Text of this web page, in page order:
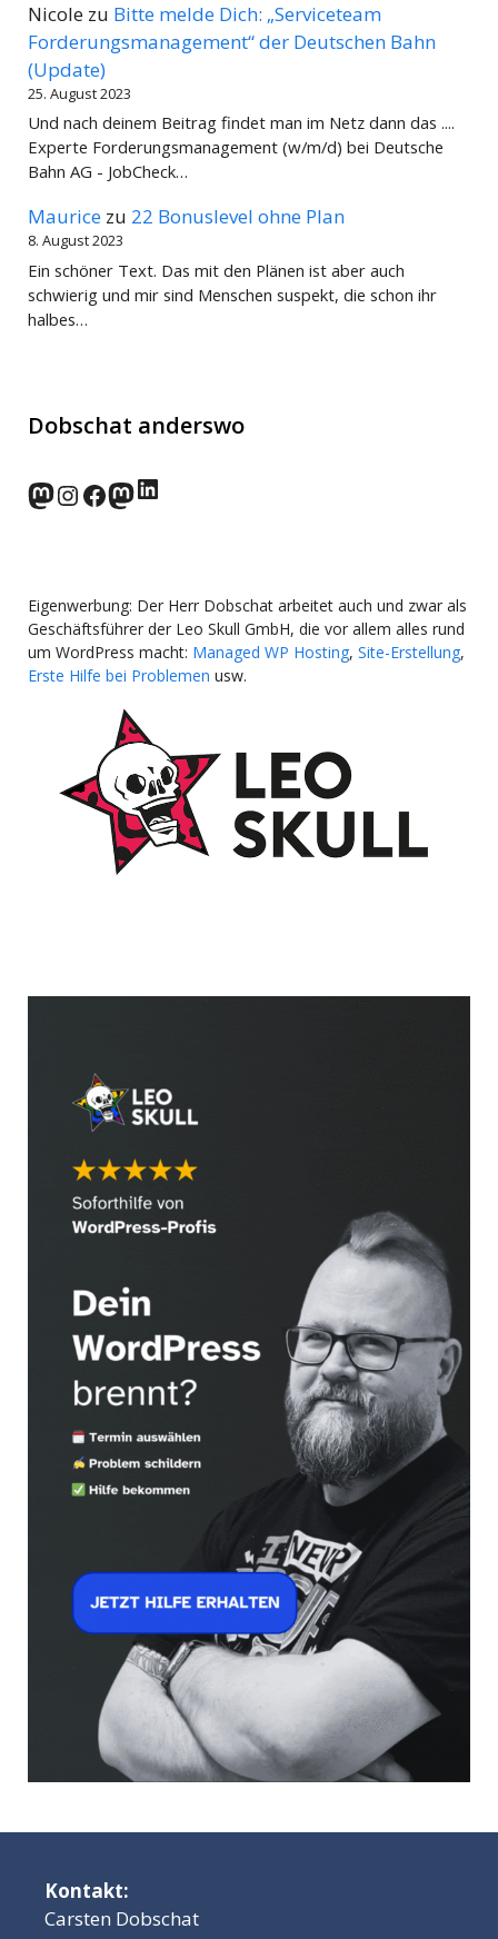
Nicole zu Bitte melde Dich: „Serviceteam
Forderungsmanagement“ der Deutschen Bahn
(Update)
25. August 2023
Und nach deinem Beitrag findet man im Netz dann das ....
Experte Forderungsmanagement (w/m/d) bei Deutsche
Bahn AG - JobCheck…
Maurice zu 22 Bonuslevel ohne Plan
8. August 2023
Ein schöner Text. Das mit den Plänen ist aber auch
schwierig und mir sind Menschen suspekt, die schon ihr
halbes…
Dobschat anderswo
norden.social
Instagram
Facebook
wp-punks.social
LinkedIn
Eigenwerbung: Der Herr Dobschat arbeitet auch und zwar als
Geschäftsführer der Leo Skull GmbH, die vor allem alles rund
um WordPress macht: Managed WP Hosting, Site-Erstellung,
Erste Hilfe bei Problemen usw.
Kontakt:
Carsten Dobschat